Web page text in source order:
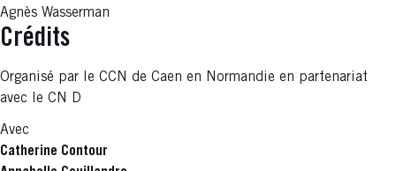
Agnès Wasserman
Crédits
Organisé par le CCN de Caen en Normandie en partenariat
avec le CN D
Avec
Catherine Contour